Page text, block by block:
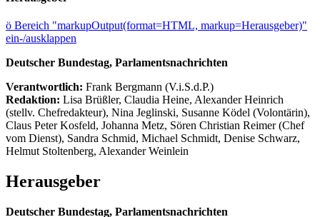
ö Bereich "markupOutput(format=HTML, markup=Herausgeber)"
ein-/ausklappen
Deutscher Bundestag, Parlamentsnachrichten
Verantwortlich: Frank Bergmann (V.i.S.d.P.)
Redaktion: Lisa Brüßler, Claudia Heine, Alexander Heinrich
(stellv. Chefredakteur), Nina Jeglinski, Susanne Ködel (Volontärin),
Claus Peter Kosfeld, Johanna Metz, Sören Christian Reimer (Chef
vom Dienst), Sandra Schmid, Michael Schmidt, Denise Schwarz,
Helmut Stoltenberg, Alexander Weinlein
Herausgeber
Deutscher Bundestag, Parlamentsnachrichten